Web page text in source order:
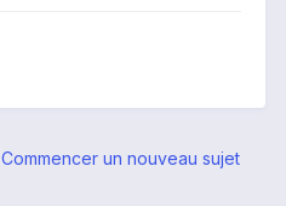
Commencer un nouveau sujet